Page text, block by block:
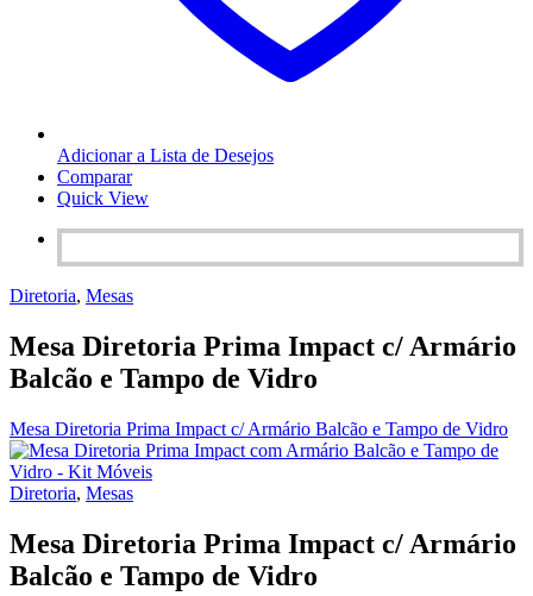
Adicionar a Lista de Desejos
Comparar
Quick View
Diretoria, Mesas
Mesa Diretoria Prima Impact c/ Armário
Balcão e Tampo de Vidro
Mesa Diretoria Prima Impact c/ Armário Balcão e Tampo de Vidro
Diretoria, Mesas
Mesa Diretoria Prima Impact c/ Armário
Balcão e Tampo de Vidro